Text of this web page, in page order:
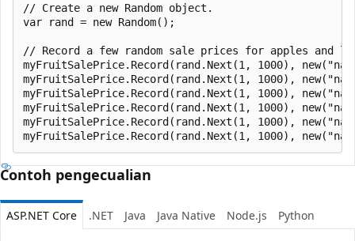
// Create a new Random object.
var rand = new Random();
// Record a few random sale prices for apples and
myFruitSalePrice.Record(rand.Next(1, 1000),
myFruitSalePrice.Record(rand.Next(1, 1000),
myFruitSalePrice.Record(rand.Next(1, 1000),
myFruitSalePrice.Record(rand.Next(1, 1000),
myFruitSalePrice.Record(rand.Next(1, 1000),
Contoh pengecualian
ASP.NET Core .NET Java Java Native Node.js Python